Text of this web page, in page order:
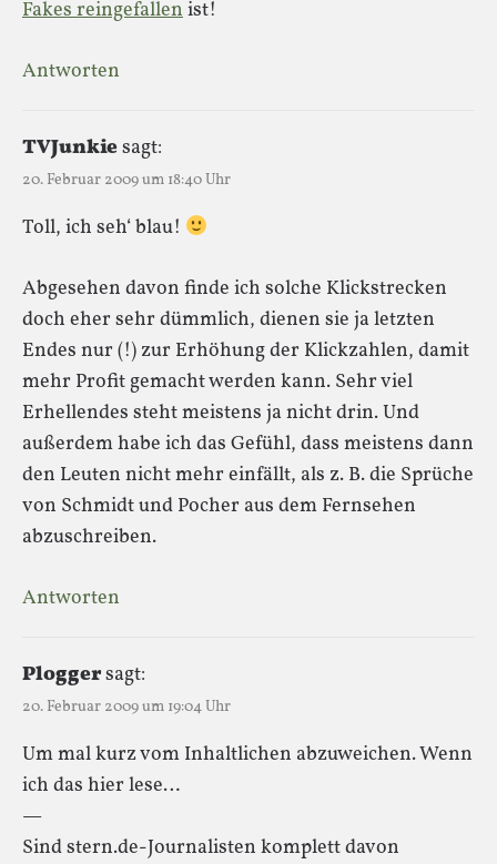
Fakes reingefallenist!
Antworten
TVJunkiesagt:
20. Februar 2009 um 18:40 Uhr
Toll, ich seh‘ blau!
Abgesehen davon finde ich solche Klickstrecken
doch eher sehr dümmlich, dienen sie ja letzten
Endes nur (!) zur Erhöhung der Klickzahlen, damit
mehr Profit gemacht werden kann. Sehr viel
Erhellendes steht meistens ja nicht drin. Und
außerdem habe ich das Gefühl, dass meistens dann
den Leuten nicht mehr einfällt, als z. B. die Sprüche
von Schmidt und Pocher aus dem Fernsehen
abzuschreiben.
Antworten
Ploggersagt:
20. Februar 2009 um 19:04 Uhr
Um mal kurz vom Inhaltlichen abzuweichen. Wenn
ich das hier lese…
—
Sind stern.de-Journalisten komplett davon